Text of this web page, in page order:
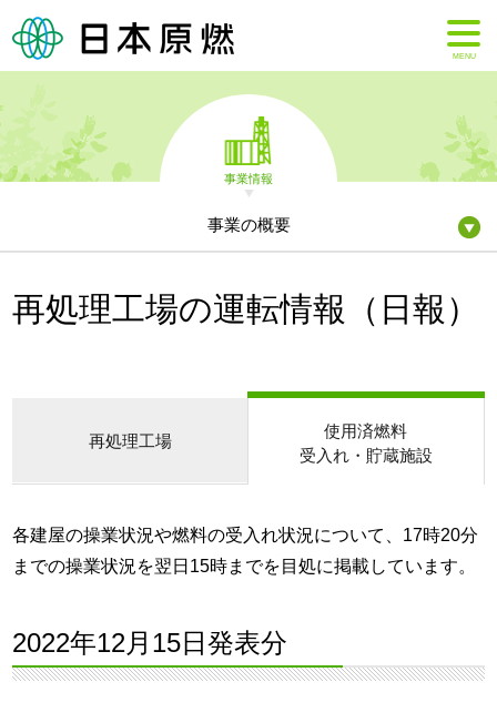
MENU
事業情報
事業の概要
再処理工場の運転情報（日報）
再処理工場
使用済燃料
受入れ・貯蔵施設
各建屋の操業状況や燃料の受入れ状況について、17時20分
までの操業状況を翌日15時までを目処に掲載しています。
2022年12月15日発表分